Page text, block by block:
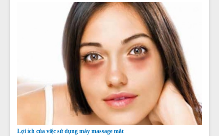
Lợi ích của việc sử dụng máy massage mắt